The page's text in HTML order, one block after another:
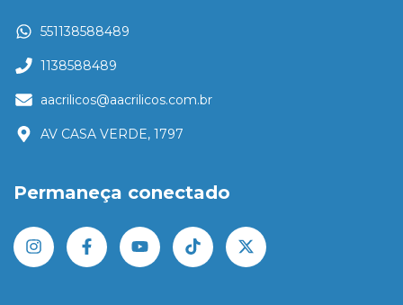
551138588489
1138588489
aacrilicos@aacrilicos.com.br
AV CASA VERDE, 1797
Permaneça conectado